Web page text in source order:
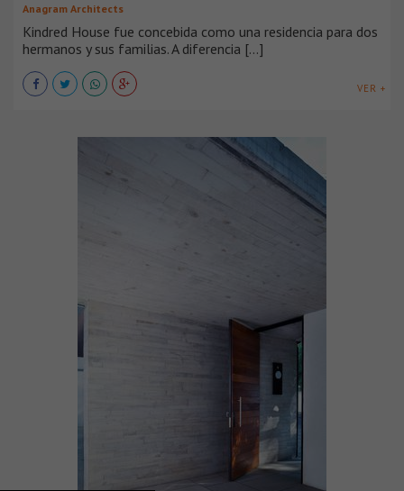
Anagram Architects
Kindred House fue concebida como una residencia para dos
hermanos y sus familias. A diferencia [...]
VER +